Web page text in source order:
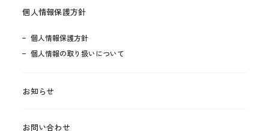
個人情報保護方針
個人情報保護方針
個人情報の取り扱いについて
お知らせ
お問い合わせ